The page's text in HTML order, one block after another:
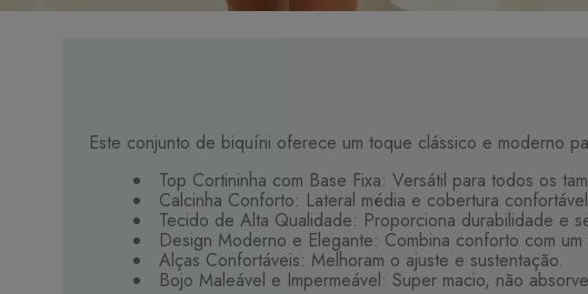
Este conjunto de biquíni oferece um toque clássico e moderno
Top Cortininha com Base Fixa: Versátil para todos os
Calcinha Conforto: Lateral média e cobertura
Tecido de Alta Qualidade: Proporciona durabilidade e
Design Moderno e Elegante: Combina conforto com um
Alças Confortáveis: Melhoram o ajuste e sustentação.
Bojo Maleável e Impermeável: Super macio, não